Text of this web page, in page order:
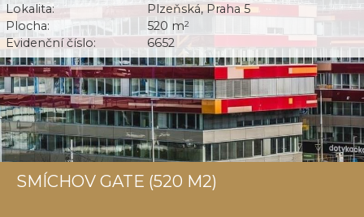
Lokalita:
Plzeňská, Praha 5
Plocha:
520 m2
Evidenční číslo: 6652
SMÍCHOV GATE (520 M2)